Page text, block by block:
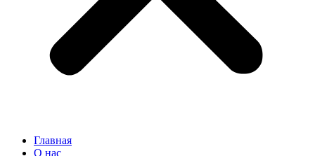
Главная
О нас